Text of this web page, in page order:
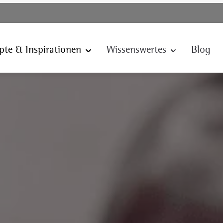
& Inspirationen Wissenswertes Blog